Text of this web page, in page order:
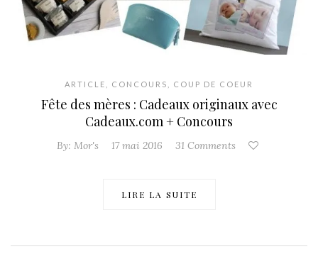
ARTICLE CONCOURS COUP DE COEUR
Fête des mères : Cadeaux originaux avec
Cadeaux.com + Concours
By: Mor's 17 mai 2016 31 Comments
LIRE LA SUITE